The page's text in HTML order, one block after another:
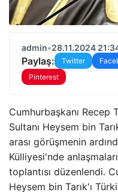
admin•28.11.2024
Paylaş: Twitter
Pinterest
Cumhurbaşkanı Recep
Sultanı Heysem bin
arası görüşmenin
Külliyesi'nde
toplantısı düzenlendi.
Heysem bin Tarık'ı